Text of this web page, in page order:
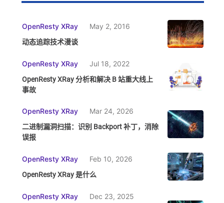
OpenResty XRay May 2, 2016
动态追踪技术漫谈
OpenResty XRay Jul 18, 2022
OpenResty XRay 分析和解决 B 站重大线上
事故
OpenResty XRay Mar 24, 2026
二进制漏洞扫描：识别 Backport 补丁，消除
误报
OpenResty XRay Feb 10, 2026
OpenResty XRay 是什么
OpenResty XRay Dec 23, 2025